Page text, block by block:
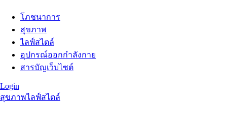
โภชนาการ
สุขภาพ
ไลฟ์สไตล์
อุปกรณ์ออกกำลังกาย
สารบัญเว็บไซต์
Login
สุขภาพไลฟ์สไตล์